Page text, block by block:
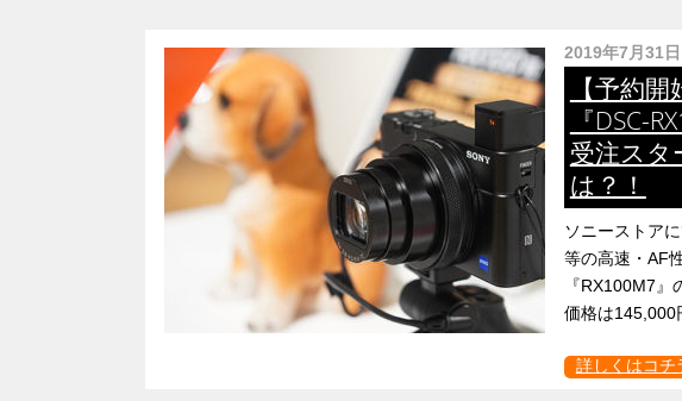
2019年7月31日
【予約
『DSC-
受注ス
は？！
ソニーストア
等の高速・AF
『RX100M7
価格は
詳しくはコチ